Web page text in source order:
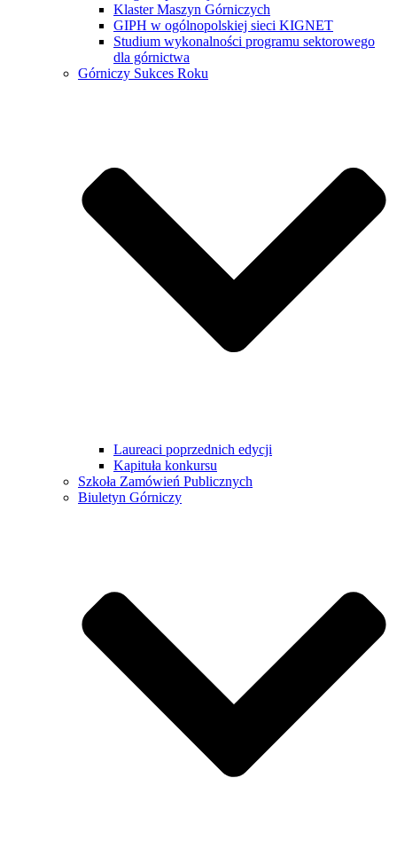
Klaster Maszyn Górniczych
GIPH w ogólnopolskiej sieci KIGNET
Studium wykonalności programu sektorowego
dla górnictwa
Górniczy Sukces Roku
Laureaci poprzednich edycji
Kapituła konkursu
Szkoła Zamówień Publicznych
Biuletyn Górniczy